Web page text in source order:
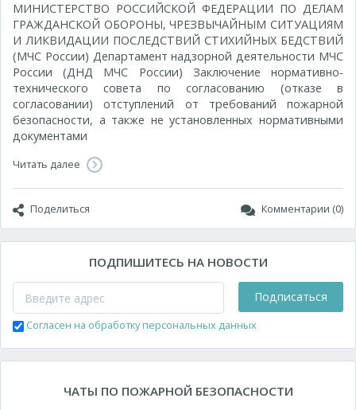
МИНИСТЕРСТВО РОССИЙСКОЙ ФЕДЕРАЦИИ ПО ДЕЛАМ
ГРАЖДАНСКОЙ ОБОРОНЫ, ЧРЕЗВЫЧАЙНЫМ СИТУАЦИЯМ
И ЛИКВИДАЦИИ ПОСЛЕДСТВИЙ СТИХИЙНЫХ БЕДСТВИЙ
(МЧС России) Департамент надзорной деятельности МЧС
России (ДНД МЧС России) Заключение нормативно-
технического совета по согласованию (отказе в
согласовании) отступлений от требований пожарной
безопасности, а также не установленных нормативными
документами
Читать далее
Поделиться Комментарии (0)
ПОДПИШИТЕСЬ НА НОВОСТИ
Подписаться
Согласен на обработку персональных данных
ЧАТЫ ПО ПОЖАРНОЙ БЕЗОПАСНОСТИ